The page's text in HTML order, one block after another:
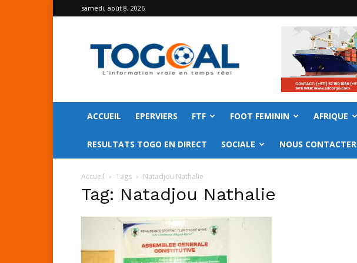
samedi, août 8, 2026
GOAL
ACCUEIL EPERVIERS FTF FOOT FEMININ AFRIQUE
RESULTATS TOGO EN DIRECT SOCIALE NOUS CONTACTER
Accueil Tags Natadjou Nathalie
Tag: Natadjou Nathalie